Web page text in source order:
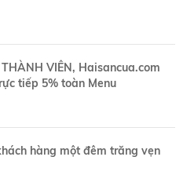
THÀNH VIÊN, Haisancua.com
tiếp 5% toàn Menu
hàng một đêm trăng vẹn